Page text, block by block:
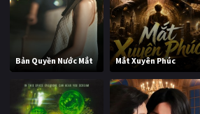
Bản Quyền Nước Mắt Mắt Xuyên Phúc